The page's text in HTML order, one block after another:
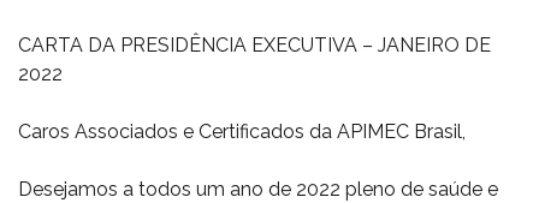
CARTA DA PRESIDÊNCIA EXECUTIVA – JANEIRO DE
2022
Caros Associados e Certificados da APIMEC Brasil,
Desejamos a todos um ano de 2022 pleno de saúde e